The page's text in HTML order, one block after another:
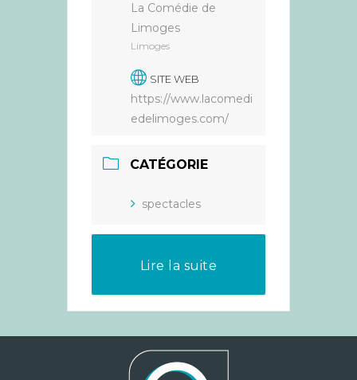
La Comédie de
Limoges
Limoges
SITE WEB
https://www.lacomedi
edelimoges.com/
CATÉGORIE
spectacles
Lire la suite